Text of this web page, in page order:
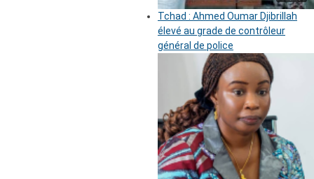
Tchad : Ahmed Oumar Djibrillah
élevé au grade de contrôleur
général de police